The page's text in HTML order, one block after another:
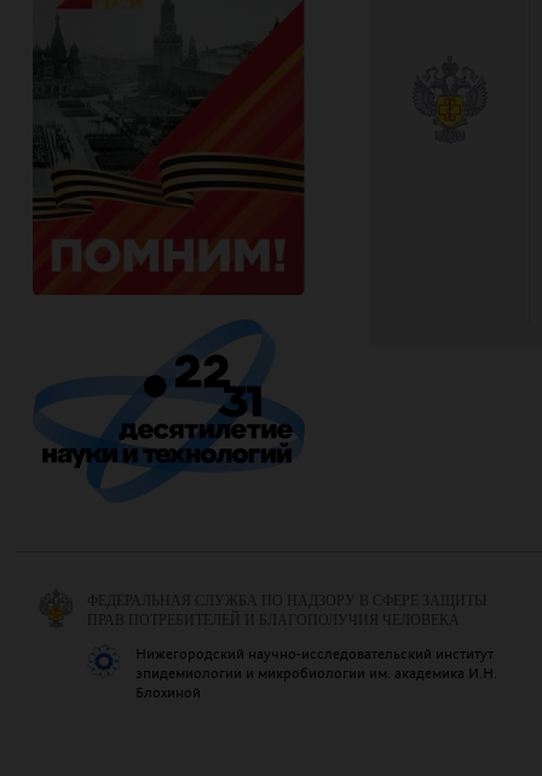
ФЕДЕРАЛЬНАЯ СЛУЖБА ПО НАДЗОРУ В СФЕРЕ ЗАЩИТЫ
ПРАВ ПОТРЕБИТЕЛЕЙ И БЛАГОПОЛУЧИЯ ЧЕЛОВЕКА
Нижегородский научно-исследовательский институт
эпидемиологии и микробиологии им. академика И.Н.
Блохиной